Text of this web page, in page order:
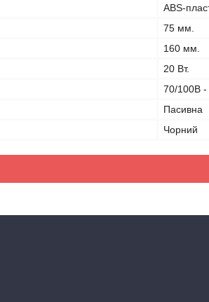
ABS-
75 мм.
160 мм.
20 Вт.
70/100В
Пасивна
Чорний